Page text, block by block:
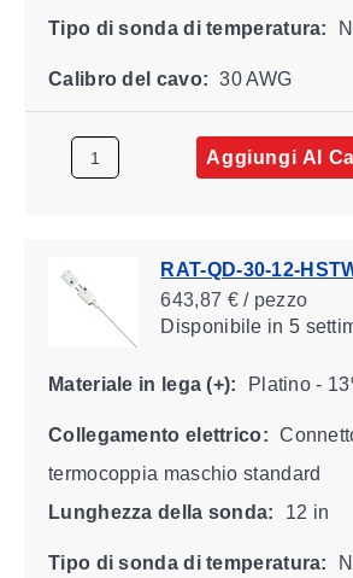
Tipo di sonda di temperatura:
Calibro del cavo: 30 AWG
Aggiungi Al
RAT-QD-30-12-
643,87 € / pezzo
Disponibile in 5
Materiale in lega (+): Platino -
Collegamento elettrico:
termocoppia maschio standard
Lunghezza della sonda:
12 in
Tipo di sonda di temperatura: